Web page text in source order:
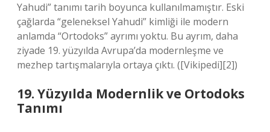
Yahudi” tanımı tarih boyunca kullanılmamıştır. Eski
çağlarda “geleneksel Yahudi” kimliği ile modern
anlamda “Ortodoks” ayrımı yoktu. Bu ayrım, daha
ziyade 19. yüzyılda Avrupa’da modernleşme ve
mezhep tartışmalarıyla ortaya çıktı. ([Vikipedi][2])
19. Yüzyılda Modernlik ve Ortodoks
Tanımı